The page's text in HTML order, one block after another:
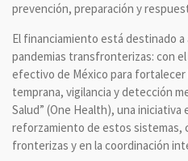
prevención, preparación y
El financiamiento está destinado
pandemias transfronterizas: con
efectivo de México para fortalecer
temprana, vigilancia y detección
Salud” (One Health), una
reforzamiento de estos sistemas,
fronterizas y en la coordinación